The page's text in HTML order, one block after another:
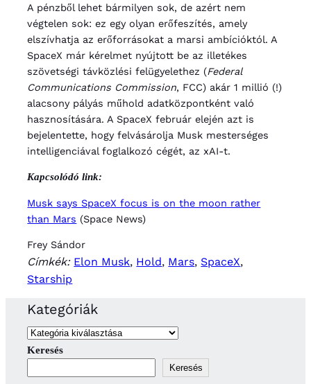
A pénzből lehet bármilyen sok, de azért nem
végtelen sok: ez egy olyan erőfeszítés, amely
elszívhatja az erőforrásokat a marsi ambícióktól. A
SpaceX már kérelmet nyújtott be az illetékes
szövetségi távközlési felügyelethez (Federal
Communications Commission, FCC) akár 1 millió (!)
alacsony pályás műhold adatközpontként való
hasznosítására. A SpaceX február elején azt is
bejelentette, hogy felvásárolja Musk mesterséges
intelligenciával foglalkozó cégét, az xAI-t.
Kapcsolódó link:
Musk says SpaceX focus is on the moon rather
than Mars (Space News)
Frey Sándor
Címkék: Elon Musk, Hold, Mars, SpaceX
Starship
Kategóriák
Keresés
Keresés